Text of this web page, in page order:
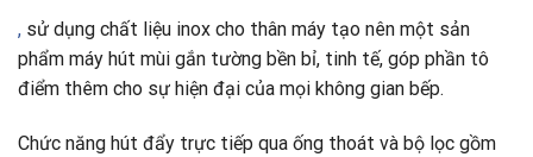
, sử dụng chất liệu inox cho thân máy tạo nên một sản
phẩm máy hút mùi gắn tường bền bỉ, tinh tế, góp phần tô
điểm thêm cho sự hiện đại của mọi không gian bếp.
Chức năng hút đẩy trực tiếp qua ống thoát và bộ lọc gồm